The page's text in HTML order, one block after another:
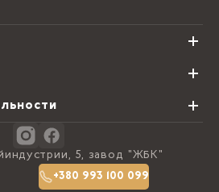
5, завод "ЖБК"
+380 993 100 099